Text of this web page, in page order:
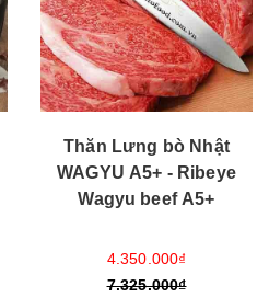
Thăn Lưng bò Nhật
WAGYU A5+ - Ribeye
Wagyu beef A5+
4.350.000₫
7.325.000₫